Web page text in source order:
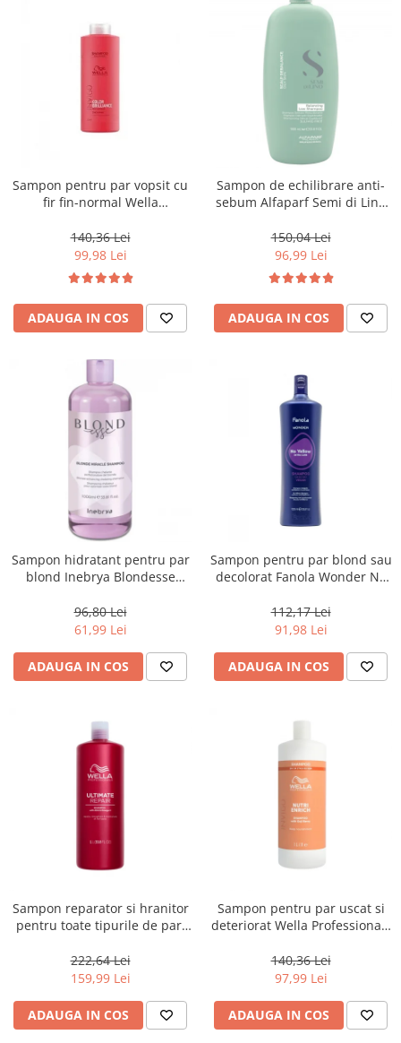
Sampon pentru par vopsit cu
fir fin-normal Wella
1000 ml
140,36 Lei
99,98 Lei
ADAUGA IN COS
Sampon de echilibrare anti-
sebum Alfaparf Semi di Lino
1000 ml
150,04 Lei
96,99 Lei
ADAUGA IN COS
Sampon hidratant pentru par
blond Inebrya Blondesse
96,80 Lei
61,99 Lei
ADAUGA IN COS
Sampon pentru par blond sau
decolorat Fanola Wonder No
112,17 Lei
91,98 Lei
ADAUGA IN COS
Sampon reparator si hranitor
pentru toate tipurile de par,
Ultimate Repair, 1000 ml
222,64 Lei
159,99 Lei
ADAUGA IN COS
Sampon pentru par uscat si
deteriorat Wella Professionals
140,36 Lei
97,99 Lei
ADAUGA IN COS